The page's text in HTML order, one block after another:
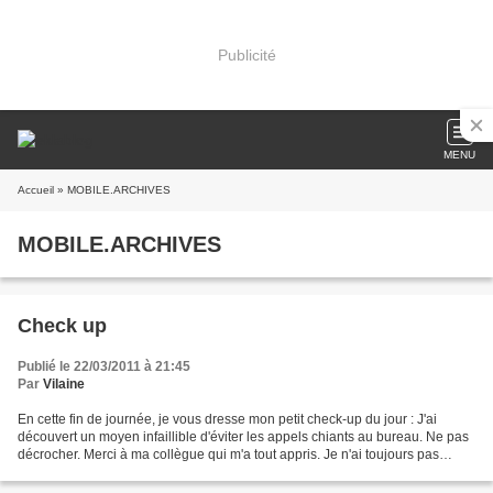
Publicité
MENU
Accueil » MOBILE.ARCHIVES
MOBILE.ARCHIVES
Check up
Publié le 22/03/2011 à 21:45
Par Vilaine
En cette fin de journée, je vous dresse mon petit check-up du jour : J'ai
découvert un moyen infaillible d'éviter les appels chiants au bureau. Ne pas
décrocher. Merci à ma collègue qui m'a tout appris. Je n'ai toujours pas